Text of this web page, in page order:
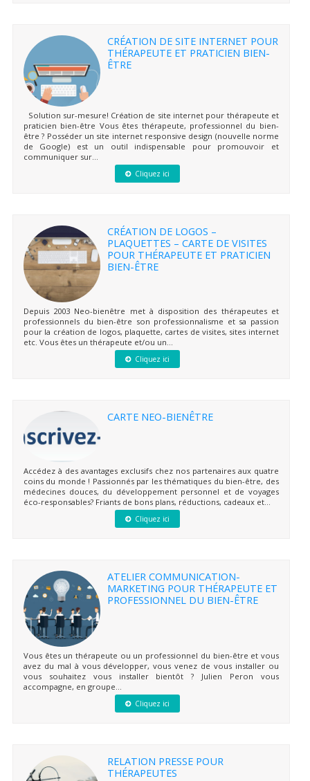
CRÉATION DE SITE INTERNET POUR
THÉRAPEUTE ET PRATICIEN BIEN-
ÊTRE
Solution sur-mesure! Création de site internet pour thérapeute et
praticien bien-être Vous êtes thérapeute, professionnel du bien-
être ? Posséder un site internet responsive design (nouvelle norme
de Google) est un outil indispensable pour promouvoir et
communiquer sur...
Cliquez ici
CRÉATION DE LOGOS –
PLAQUETTES – CARTE DE VISITES
POUR THÉRAPEUTE ET PRATICIEN
BIEN-ÊTRE
Depuis 2003 Neo-bienêtre met à disposition des thérapeutes et
professionnels du bien-être son professionnalisme et sa passion
pour la création de logos, plaquette, cartes de visites, sites internet
etc. Vous êtes un thérapeute et/ou un...
Cliquez ici
CARTE NEO-BIENÊTRE
Accédez à des avantages exclusifs chez nos partenaires aux quatre
coins du monde ! Passionnés par les thématiques du bien-être, des
médecines douces, du développement personnel et de voyages
éco-responsables? Friants de bons plans, réductions, cadeaux et...
Cliquez ici
ATELIER COMMUNICATION-
MARKETING POUR THÉRAPEUTE ET
PROFESSIONNEL DU BIEN-ÊTRE
Vous êtes un thérapeute ou un professionnel du bien-être et vous
avez du mal à vous développer, vous venez de vous installer ou
vous souhaitez vous installer bientôt ? Julien Peron vous
accompagne, en groupe...
Cliquez ici
RELATION PRESSE POUR
THÉRAPEUTES